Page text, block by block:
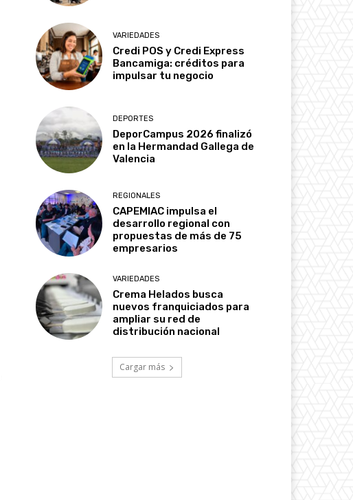
VARIEDADES
Credi POS y Credi Express
Bancamiga: créditos para
impulsar tu negocio
DEPORTES
DeporCampus 2026 finalizó
en la Hermandad Gallega de
Valencia
REGIONALES
CAPEMIAC impulsa el
desarrollo regional con
propuestas de más de 75
empresarios
VARIEDADES
Crema Helados busca
nuevos franquiciados para
ampliar su red de
distribución nacional
Cargar más